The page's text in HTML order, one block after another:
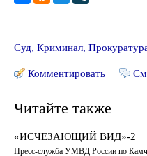
Суд, Криминал,
Комментировать
Читайте также
«ИСЧЕЗАЮЩИЙ ВИД»-2
Пресс-служба УМВД России по